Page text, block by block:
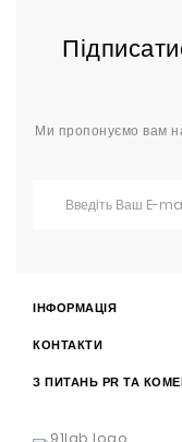
Ми пропонуємо вам
ІНФОРМАЦІЯ
КОНТАКТИ
З ПИТАНЬ PR ТА